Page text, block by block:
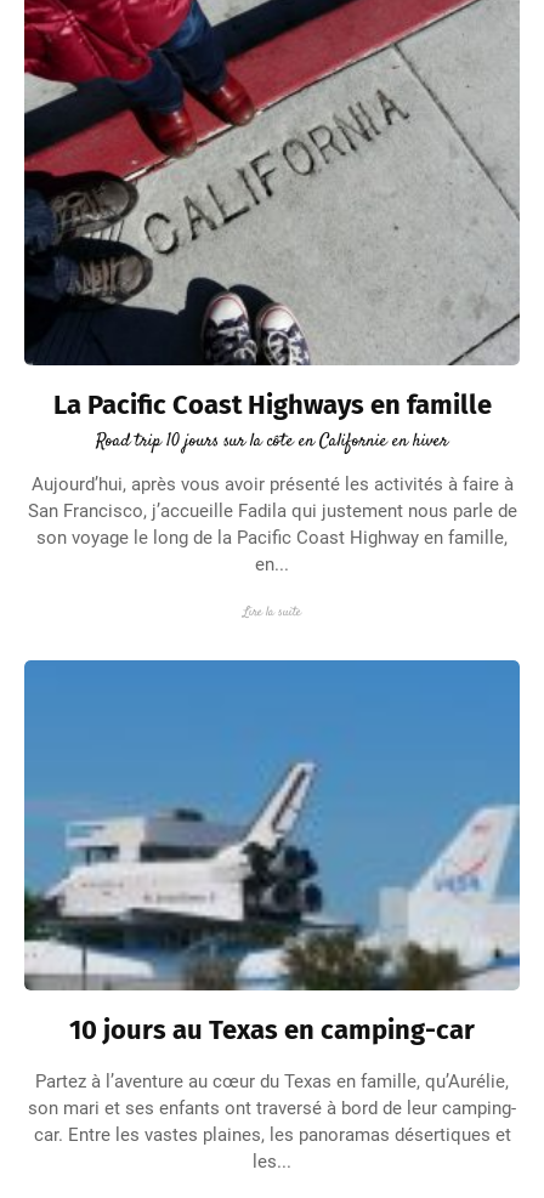
La Pacific Coast Highways en famille
Road trip 10 jours sur la côte en Californie en hiver
Aujourd’hui, après vous avoir présenté les activités à faire à
San Francisco, j’accueille Fadila qui justement nous parle de
son voyage le long de la Pacific Coast Highway en famille,
en...
Lire la suite
10 jours au Texas en camping-car
Partez à l’aventure au cœur du Texas en famille, qu’Aurélie,
son mari et ses enfants ont traversé à bord de leur camping-
car. Entre les vastes plaines, les panoramas désertiques et
les...